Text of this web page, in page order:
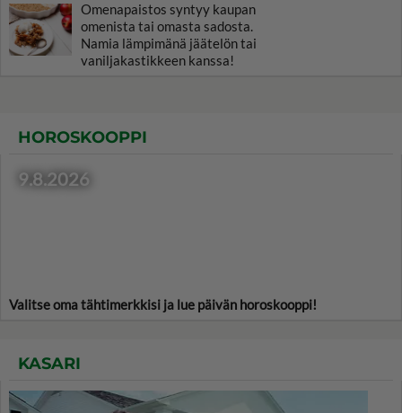
Omenapaistos syntyy kaupan
omenista tai omasta sadosta.
Namia lämpimänä jäätelön tai
vaniljakastikkeen kanssa!
HOROSKOOPPI
9.8.2026
Valitse oma tähtimerkkisi ja lue päivän horoskooppi!
KASARI